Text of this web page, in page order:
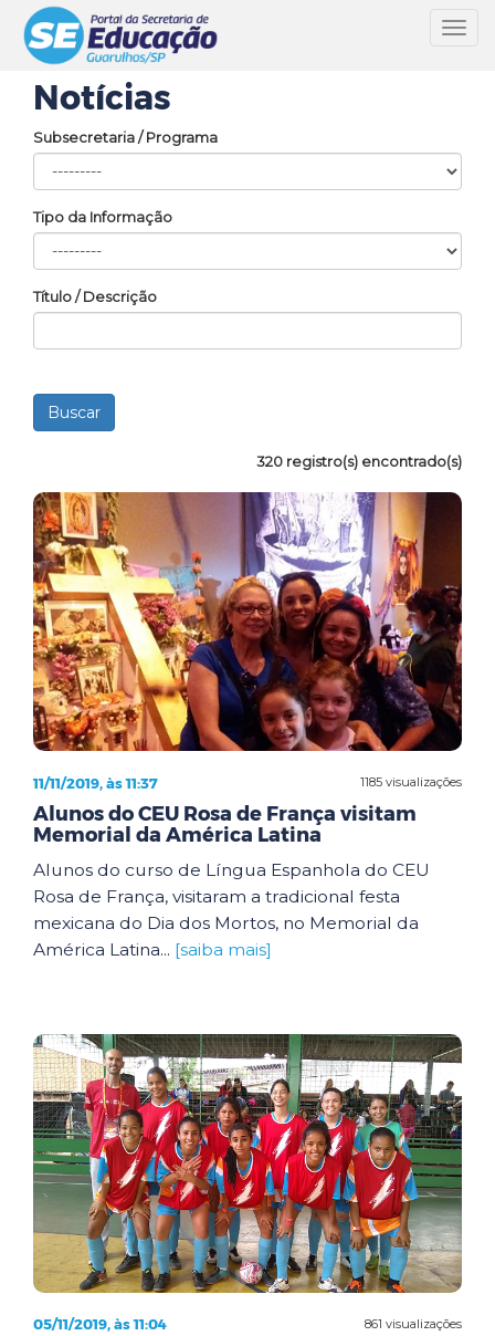
Notícias
Subsecretaria / Programa
Tipo da Informação
Título / Descrição
320 registro(s) encontrado(s)
1185 visualizações
11/11/2019, às 11:37
Alunos do CEU Rosa de França visitam
Memorial da América Latina
Alunos do curso de Língua Espanhola do CEU
Rosa de França, visitaram a tradicional festa
mexicana do Dia dos Mortos, no Memorial da
América Latina... [saiba mais]
861 visualizações
05/11/2019, às 11:04